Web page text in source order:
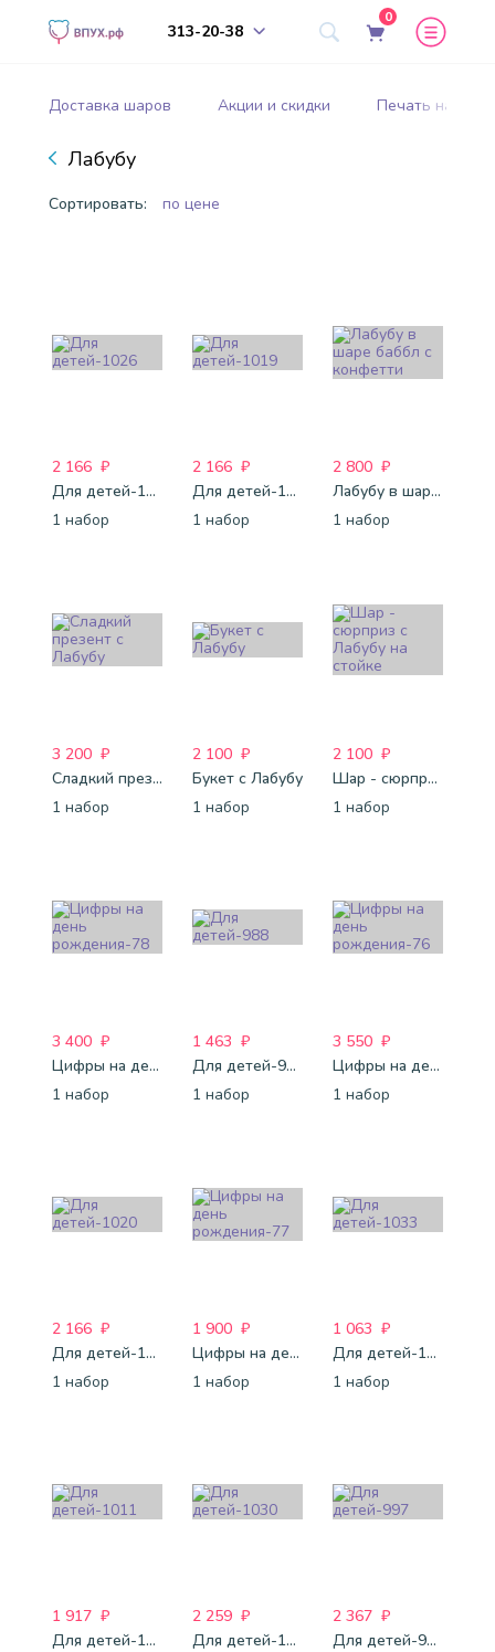
313-20-38
0
Доставка шаров Акции и скидки Печать на
Лабубу
Сортировать: по цене
2 166 ₽
Для детей-1026
1 набор
2 166 ₽
Для детей-1019
1 набор
2 800 ₽
Лабубу в шаре баббл с конфетти
1 набор
3 200 ₽
Сладкий презент с Лабубу
1 набор
2 100 ₽
Букет с Лабубу
1 набор
2 100 ₽
Шар - сюрприз с Лабубу на стойке
1 набор
3 400 ₽
Цифры на день рождения-78
1 набор
1 463 ₽
Для детей-988
1 набор
3 550 ₽
Цифры на день рождения-76
1 набор
2 166 ₽
Для детей-1020
1 набор
1 900 ₽
Цифры на день рождения-77
1 набор
1 063 ₽
Для детей-1033
1 набор
1 917 ₽
Для детей-1011
2 259 ₽
Для детей-1030
2 367 ₽
Для детей-997